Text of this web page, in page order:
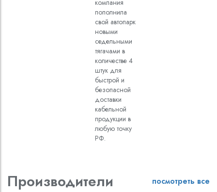
компания
пополнила
свой автопарк
новыми
седельными
тягачами в
количестве 4
штук для
быстрой и
безопасной
доставки
кабельной
продукции в
любую точку
РФ.
Производители посмотреть все